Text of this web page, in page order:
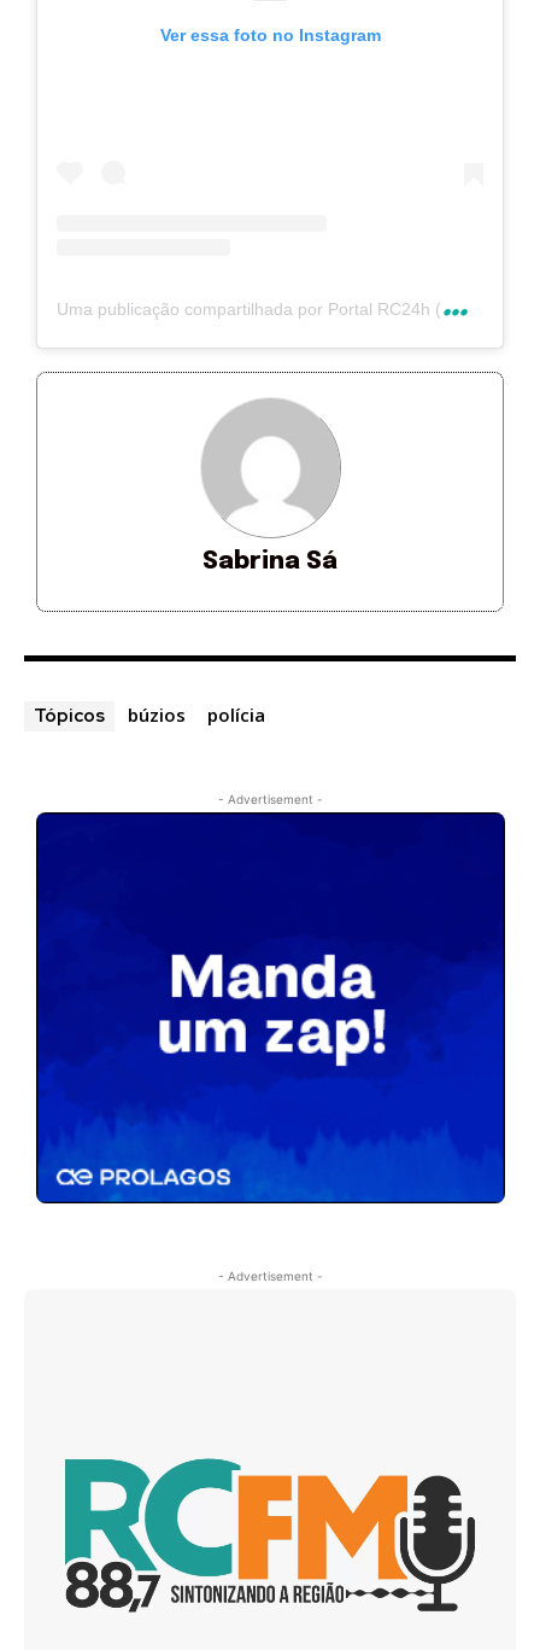
Ver essa foto no Instagram
U
ma publicação compartilhada por Portal RC24h (@rc24hnoticias)
Sabrina Sá
Tópicos búzios polícia
- Advertisement -
- Advertisement -